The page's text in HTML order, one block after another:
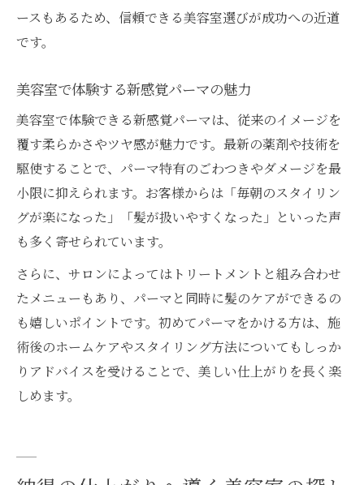
ースもあるため、信頼できる美容室選びが成功への近道
です。
美容室で体験する新感覚パーマの魅力
美容室で体験できる新感覚パーマは、従来のイメージを
覆す柔らかさやツヤ感が魅力です。最新の薬剤や技術を
駆使することで、パーマ特有のごわつきやダメージを最
小限に抑えられます。お客様からは「毎朝のスタイリン
グが楽になった」「髪が扱いやすくなった」といった声
も多く寄せられています。
さらに、サロンによってはトリートメントと組み合わせ
たメニューもあり、パーマと同時に髪のケアができるの
も嬉しいポイントです。初めてパーマをかける方は、施
術後のホームケアやスタイリング方法についてもしっか
りアドバイスを受けることで、美しい仕上がりを長く楽
しめます。